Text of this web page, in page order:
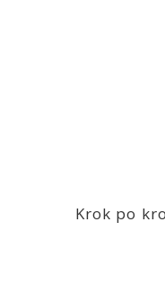
Krok po